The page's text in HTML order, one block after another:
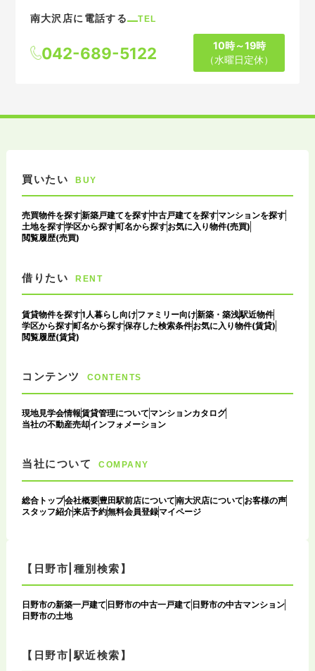
南大沢店に電話する TEL
042-689-5122
10時～19時
（水曜日定休）
買いたい BUY
売買物件を探す新築戸建てを探す中古戸建てを探すマンションを探す
土地を探す学区から探す町名から探すお気に入り物件(売買)
閲覧履歴(売買)
借りたい RENT
賃貸物件を探す1人暮らし向けファミリー向け新築・築浅駅近物件
学区から探す町名から探す保存した検索条件お気に入り物件(賃貸)
閲覧履歴(賃貸)
コンテンツ CONTENTS
現地見学会情報賃貸管理について マンションカタログ
当社の不動産売却インフォメーション
当社について COMPANY
総合トップ会社概要豊田駅前店について南大沢店について お客様の声
スタッフ紹介来店予約無料会員登録マイページ
【日野市|種別検索】
日野市の新築一戸建て 日野市の中古一戸建て 日野市の中古マンション
日野市の土地
【日野市|駅近検索】